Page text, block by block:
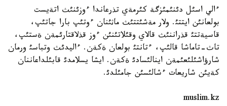
ءالي اسئل دئنئمئزگة كئرمةي تذرعاندا ءوزئنئث اتةيست
بولعانئن ايتتئ. ولار مةشئتتئث ماثئنان ءوتئپ بارا جاتئپ،
قاسيةتتئ قذراننئث قالاي وقئلاتئنئن ءوز قذلاقتارئمةن ةستئپ،
تاث-تاماشا قالئپ، ءتانتئ بولعان ةكةن. ءاليدئث وتباسئ ورمان
شارؤاشئلئعئمةن اينالئسادئ ةكةن. ايشا يسلامدئ قابئلداعاننان
كةيئن شاريعات ءشالئسئن جامئلدئ.
muslim.kz